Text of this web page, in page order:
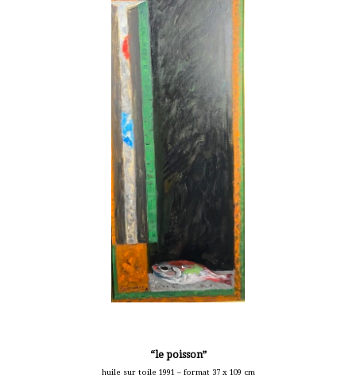
“le poisson”
huile sur toile 1991 – format 37 x 109 cm